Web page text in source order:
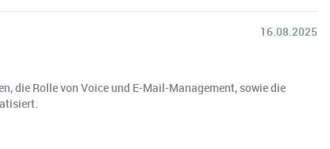
16.08.2025
die Rolle von Voice und E-Mail-Management, sowie die